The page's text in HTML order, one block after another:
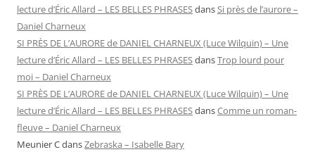
lecture d’Éric Allard – LES BELLES PHRASESdansSi près de l’aurore –
Daniel Charneux
SI PRÈS DE L’AURORE de DANIEL CHARNEUX (Luce Wilquin) – Une
lecture d’Éric Allard – LES BELLES PHRASESdansTrop lourd pour
moi – Daniel Charneux
SI PRÈS DE L’AURORE de DANIEL CHARNEUX (Luce Wilquin) – Une
lecture d’Éric Allard – LES BELLES PHRASESdansComme un roman-
fleuve – Daniel Charneux
Meunier CdansZebraska – Isabelle Bary